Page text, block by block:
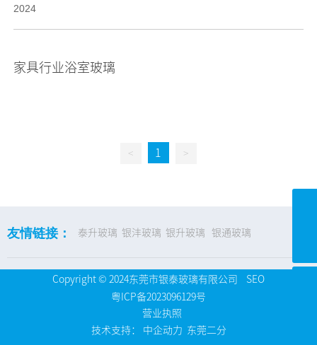
2024
家具行业浴室玻璃
< 1 >
0769-38967688-569
友情链接： 泰升玻璃 银沣玻璃 银升玻璃 银通玻璃
Copyright © 2024东莞市银泰玻璃有限公司 SEO
粤ICP备2023096129号
营业执照
技术支持：
中企动力 东莞二分